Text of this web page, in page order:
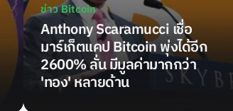
ข่าว Bitcoin
Anthony Scaramucci เชื่อ
มาร์เก็ตแคป Bitcoin พุ่งได้อีก
2600% ลั่น มีมูลค่ามากกว่า
'ทอง' หลายด้าน